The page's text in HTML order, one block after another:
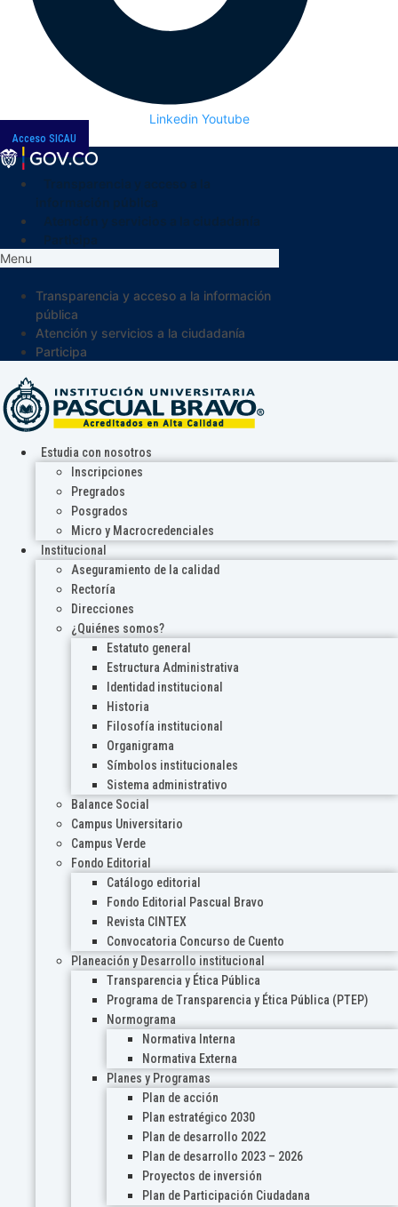
Linkedin Youtube
Acceso SICAU
Menu
Transparencia y acceso a la información
pública
Atención y servicios a la ciudadanía
Participa
Estudia con nosotros
Inscripciones
Pregrados
Posgrados
Micro y Macrocredenciales
Institucional
Aseguramiento de la calidad
Rectoría
Direcciones
¿Quiénes somos?
Estatuto general
Estructura Administrativa
Identidad institucional
Historia
Filosofía institucional
Organigrama
Símbolos institucionales
Sistema administrativo
Balance Social
Campus Universitario
Campus Verde
Fondo Editorial
Catálogo editorial
Fondo Editorial Pascual Bravo
Revista CINTEX
Convocatoria Concurso de Cuento
Planeación y Desarrollo institucional
Transparencia y Ética Pública
Programa de Transparencia y Ética Pública (PTEP)
Normograma
Normativa Interna
Normativa Externa
Planes y Programas
Plan de acción
Plan estratégico 2030
Plan de desarrollo 2022
Plan de desarrollo 2023 – 2026
Proyectos de inversión
Plan de Participación Ciudadana